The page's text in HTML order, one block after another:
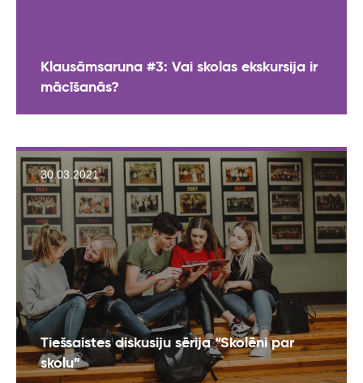
Klausāmsaruna #3: Vai skolas ekskursija ir
mācīšanās?
30.03.2021
Tiešsaistes diskusiju sērija “Skolēni par
skolu”